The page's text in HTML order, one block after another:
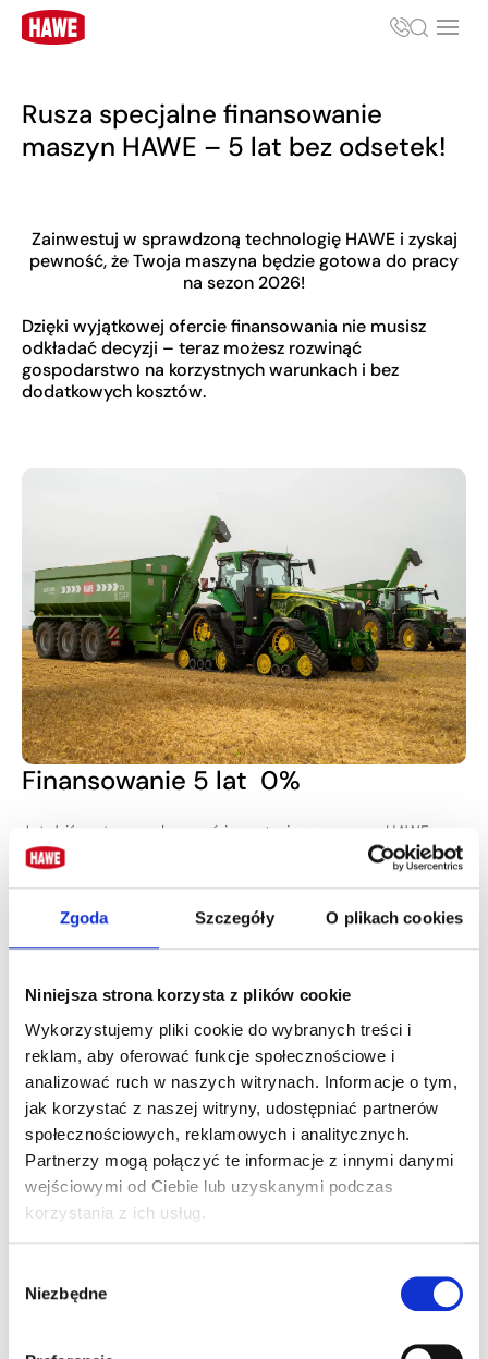
Zgoda Szczegóły O plikach cookies
Niniejsza strona korzysta z plików cookie
Wykorzystujemy pliki cookie do wybranych treści i
reklam, aby oferować funkcje społecznościowe i
analizować ruch w naszych witrynach. Informacje o tym,
jak korzystać z naszej witryny, udostępniać partnerów
społecznościowych, reklamowych i analitycznych.
Partnerzy mogą połączyć te informacje z innymi danymi
wejściowymi od Ciebie lub uzyskanymi podczas
korzystania z ich usług.
zgody
Niezbędne
Rusza specjalne finansowanie
maszyn HAWE – 5 lat bez odsetek!
Zainwestuj w sprawdzoną technologię HAWE i zyskaj
pewność, że Twoja maszyna będzie gotowa do pracy
na sezon 2026!
Dzięki wyjątkowej ofercie finansowania nie musisz
odkładać decyzji – teraz możesz rozwinąć
gospodarstwo na korzystnych warunkach i bez
dodatkowych kosztów.
Finansowanie 5 lat 0%
Już dziś możesz zaplanować inwestycję w maszyny HAWE
z gwarancją ich dostępności na sezon 2026. Dzięki wyjątkowej
ofercie finansowej zakup nowego sprzętu staje się jeszcze
Wpłata własna tylko 50% - prosty start inwestycji
Maszyna zagwarantowana na sezon 2026- bez
ryzyka opóźnień w dostawie
Pewna inwestycja
- HAWE to marka, która
gwarantuje trwałość i niezawodność sprzętu
Oferta ograniczona czasowo
To wyjątkowa okazja, by zapewnić sobie przyczepę